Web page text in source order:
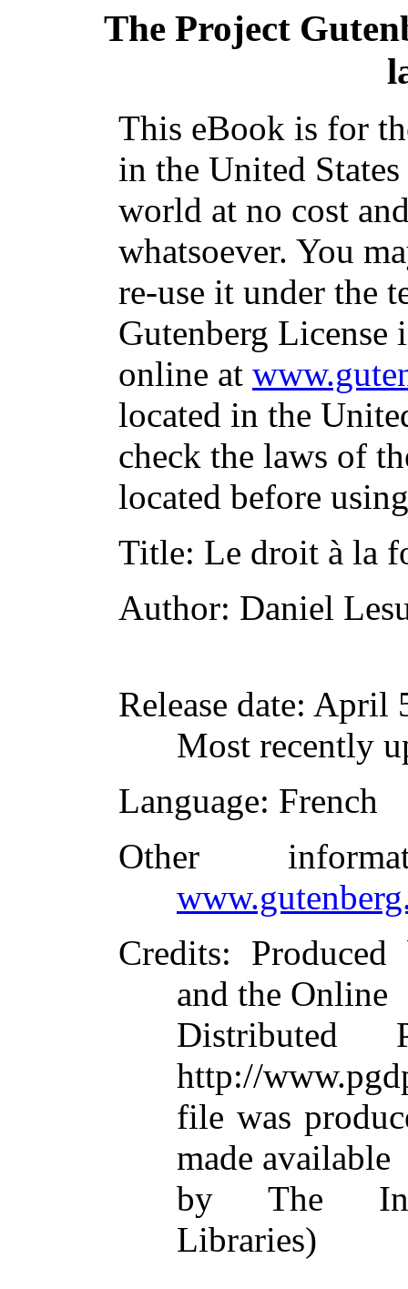
The Project
This eBook is for
in the United
world at no cost
whatsoever. You
re-use it under the
Gutenberg
online at
located in the
check the laws of
located before
Title: Le droit à la
Author: Daniel
Release date: April
Most recently
Language: French
Other
Credits:
and the Online
Distributed
http://
file was
made available
by The
Libraries)